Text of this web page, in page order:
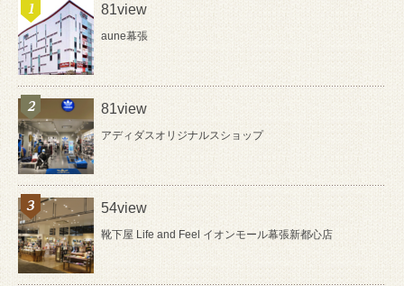
81view
aune幕張
81view
アディダスオリジナルスショップ
54view
靴下屋 Life and Feel イオンモール幕張新都心店